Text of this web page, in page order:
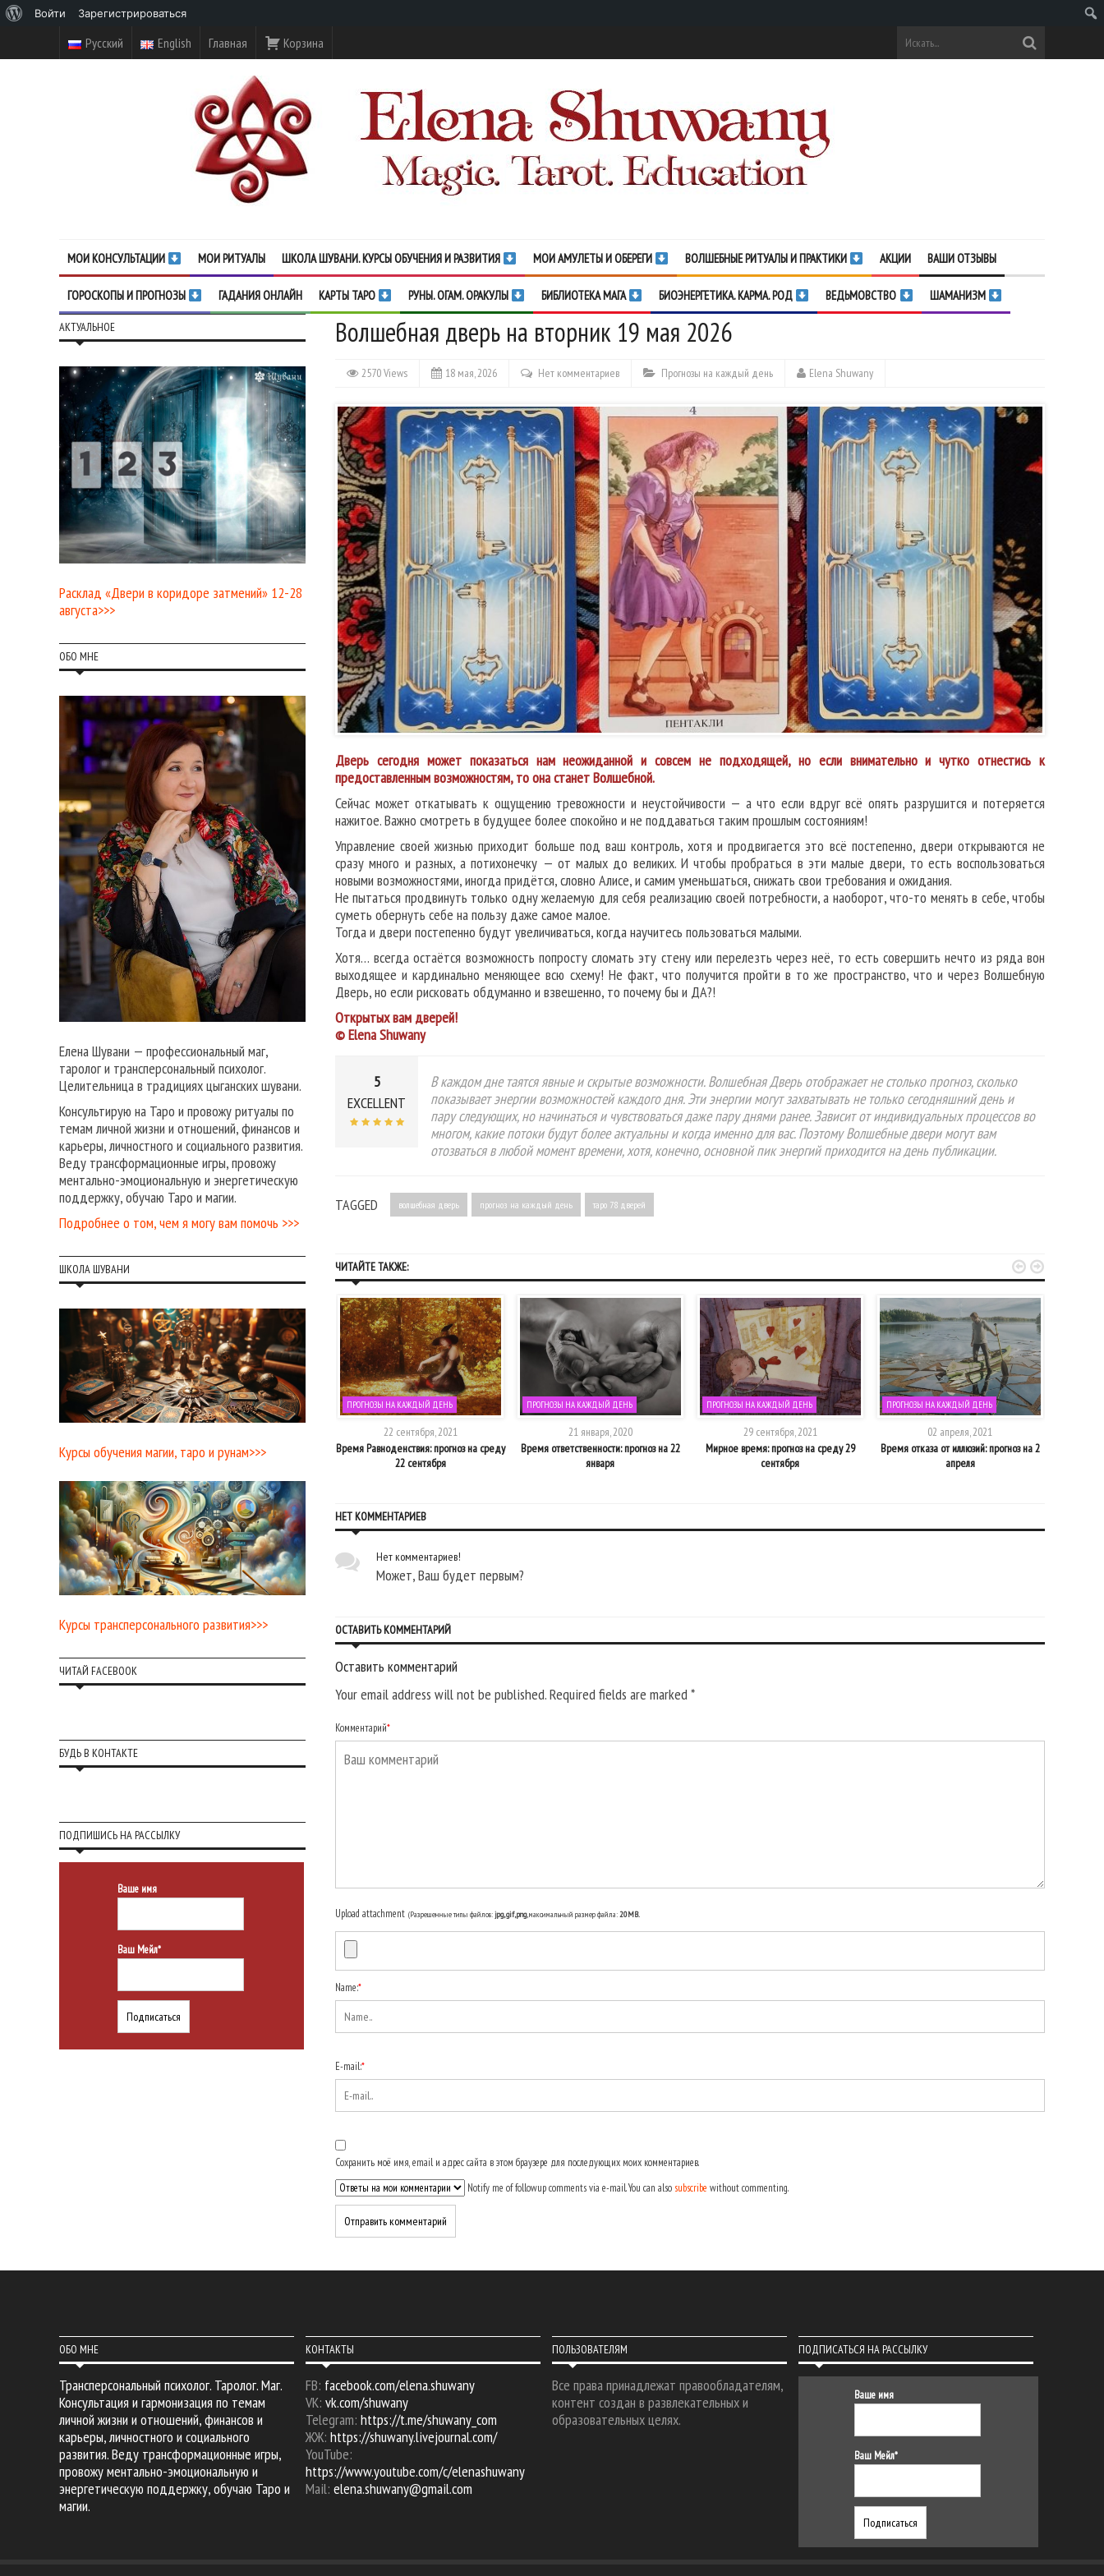
Русский English Главная Корзина
МОИ КОНСУЛЬТАЦИИ МОИ РИТУАЛЫ ШКОЛА ШУВАНИ. КУРСЫ ОБУЧЕНИЯ И РАЗВИТИЯ МОИ АМУЛЕТЫ И ОБЕРЕГИ ВОЛШЕБНЫЕ РИТУАЛЫ И ПРАКТИКИ АКЦИИ ВАШИ ОТЗЫВЫ
ГОРОСКОПЫ И ПРОГНОЗЫ ГАДАНИЯ ОНЛАЙН КАРТЫ ТАРО РУНЫ. ОГАМ. ОРАКУЛЫ БИБЛИОТЕКА МАГА БИОЭНЕРГЕТИКА. КАРМА. РОД ВЕДЬМОВСТВО ШАМАНИЗМ
Волшебная дверь на вторник 19 мая 2026
2570 Views 18 мая, 2026 Нет комментариев Прогнозы на каждый день Elena Shuwany
Дверь сегодня может показаться нам неожиданной и совсем не подходящей, но если внимательно и чутко отнестись к
предоставленным возможностям, то она станет Волшебной.
Сейчас может откатывать к ощущению тревожности и неустойчивости — а что если вдруг всё опять разрушится и потеряется
нажитое. Важно смотреть в будущее более спокойно и не поддаваться таким прошлым состояниям!
Управление своей жизнью приходит больше под ваш контроль, хотя и продвигается это всё постепенно, двери открываются не
сразу много и разных, а потихонечку — от малых до великих. И чтобы пробраться в эти малые двери, то есть воспользоваться
новыми возможностями, иногда придётся, словно Алисе, и самим уменьшаться, снижать свои требования и ожидания.
Не пытаться продвинуть только одну желаемую для себя реализацию своей потребности, а наоборот, что-то менять в себе, чтобы
суметь обернуть себе на пользу даже самое малое.
Тогда и двери постепенно будут увеличиваться, когда научитесь пользоваться малыми.
Хотя… всегда остаётся возможность попросту сломать эту стену или перелезть через неё, то есть совершить нечто из ряда вон
выходящее и кардинально меняющее всю схему! Не факт, что получится пройти в то же пространство, что и через Волшебную
Дверь, но если рисковать обдуманно и взвешенно, то почему бы и ДА?!
Открытых вам дверей!
© Elena Shuwany
5
EXCELLENT
В каждом дне таятся явные и скрытые возможности. Волшебная Дверь отображает не столько прогноз, сколько
показывает энергии возможностей каждого дня. Эти энергии могут захватывать не только сегодняшний день и
пару следующих, но начинаться и чувствоваться даже пару днями ранее. Зависит от индивидуальных процессов во
многом, какие потоки будут более актуальны и когда именно для вас. Поэтому Волшебные двери могут вам
отозваться в любой момент времени, хотя, конечно, основной пик энергий приходится на день публикации.
TAGGED волшебная дверь прогноз на каждый день таро 78 дверей
ЧИТАЙТЕ ТАКЖЕ:
НА КАЖДЫЙ ДЕНЬ
трансформации: прогноз на
выходные 16-17 июня
ПРОГНОЗЫ НА КАЖДЫЙ ДЕНЬ
Волшебная дверь на понедельник 23
февраля 2026
ПРОГНОЗЫ НА КАЖДЫЙ ДЕНЬ
22 сентября, 2021
Время Равноденствия: прогноз на среду
22 сентября
ПРОГНОЗЫ НА КАЖДЫЙ ДЕНЬ
21 января, 2020
Время ответственности: прогноз на 22
января
ПРОГНОЗЫ НА КАЖДЫЙ ДЕНЬ
29 сентября, 2021
Мирное время: прогноз на среду 29
сентября
ПРОГНОЗЫ НА КАЖДЫЙ ДЕНЬ
02 апреля, 2021
Время отказа от иллюзий: прогноз на 2
апреля
 
НЕТ КОММЕНТАРИЕВ
Нет комментариев!
Может, Ваш будет первым?
ОСТАВИТЬ КОММЕНТАРИЙ
Оставить комментарий
Your email address will not be published. Required fields are marked*
Комментарий*
Upload attachment (Разрешенные типы файлов:jpg, gif, png, максимальный размер файла:20MB.
Name:*
E-mail:*
Сохранить моё имя, email и адрес сайта в этом браузере для последующих моих комментариев.
Notify me of followup comments via e-mail. You can also subscribe without commenting.
АКТУАЛЬНОЕ
Расклад «Двери в коридоре затмений» 12-28
августа>>>
ОБО МНЕ
Елена Шувани — профессиональный маг,
таролог и трансперсональный психолог.
Целительница в традициях цыганских шувани.
Консультирую на Таро и провожу ритуалы по
темам личной жизни и отношений, финансов и
карьеры, личностного и социального развития.
Веду трансформационные игры, провожу
ментально-эмоциональную и энергетическую
поддержку, обучаю Таро и магии.
Подробнее о том, чем я могу вам помочь >>>
ШКОЛА ШУВАНИ
Курсы обучения магии, таро и рунам>>>
Курсы трансперсонального развития>>>
ЧИТАЙ FACEBOOK
БУДЬ В КОНТАКТЕ
ПОДПИШИСЬ НА РАССЫЛКУ
Ваше имя
Ваш Мейл*
ОБО МНЕ
Трансперсональный психолог. Таролог. Маг.
Консультация и гармонизация по темам
личной жизни и отношений, финансов и
карьеры, личностного и социального
развития. Веду трансформационные игры,
провожу ментально-эмоциональную и
энергетическую поддержку, обучаю Таро и
магии.
КОНТАКТЫ
FB: facebook.com/elena.shuwany
VK: vk.com/shuwany
Telegram: https://t.me/shuwany_com
ЖЖ: https://shuwany.livejournal.com/
YouTube:
https://www.youtube.com/c/elenashuwany
Mail: elena.shuwany@gmail.com
ПОЛЬЗОВАТЕЛЯМ
Все права принадлежат правообладателям,
контент создан в развлекательных и
образовательных целях.
ПОДПИСАТЬСЯ НА РАССЫЛКУ
Ваше имя
Ваш Мейл*
WordPress
Войти Зарегистрироваться